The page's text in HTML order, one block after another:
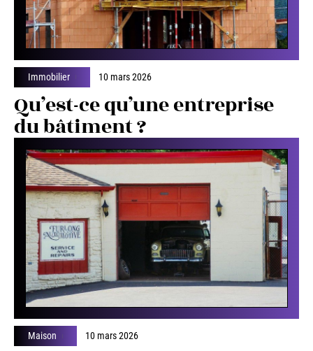
Immobilier 10 mars 2026
Qu’est-ce qu’une entreprise
du bâtiment ?
Maison 10 mars 2026